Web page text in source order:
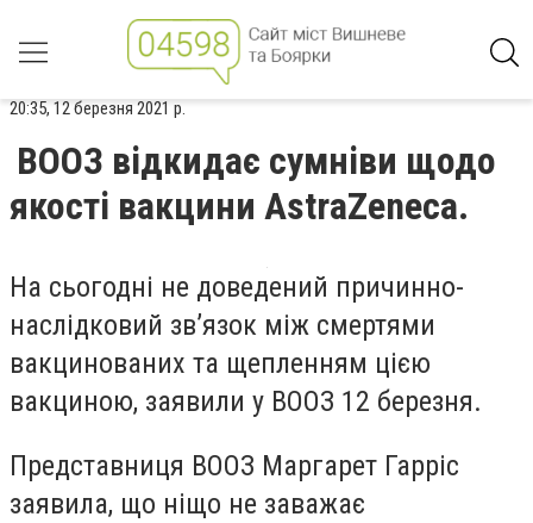
20:35, 12 березня 2021 р.
ВООЗ відкидає сумніви щодо
якості вакцини AstraZeneca.
На сьогодні не доведений причинно-
наслідковий зв’язок між смертями
вакцинованих та щепленням цією
вакциною, заявили у ВООЗ 12 березня.
Представниця ВООЗ Маргарет Гарріс
заявила, що ніщо не заважає